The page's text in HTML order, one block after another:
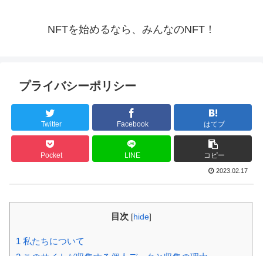
NFTを始めるなら、みんなのNFT！
プライバシーポリシー
Twitter Facebook はてブ
Pocket LINE コピー
2023.02.17
目次 [hide]
1 私たちについて